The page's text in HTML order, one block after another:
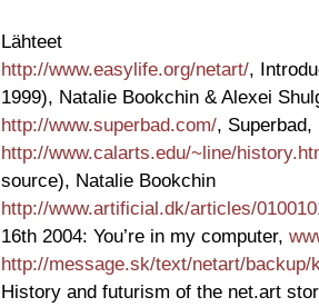
Lähteet
http://www.easylife.org/netart/,
1999), Natalie Bookchin & Alexei
http://www.superbad.com/, Superbad,
http://www.calarts.edu/~line/
source), Natalie Bookchin
http://www.artificial.dk/articles/
16th 2004: You’re in my computer,
http://message.sk/text/netart/backup/
History and futurism of the net.art